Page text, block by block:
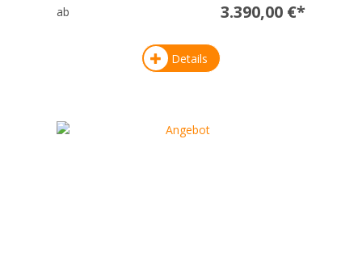
ab 3.390,00 €*
Details